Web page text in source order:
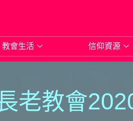
教會生活 信仰資源
老教會